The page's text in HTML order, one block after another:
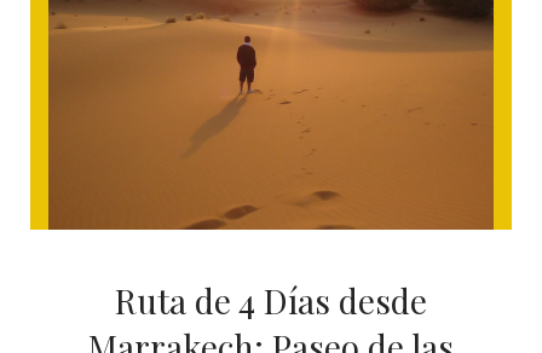
Ruta de 4 Días desde